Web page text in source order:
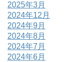
2025年3月
2024年12月
2024年9月
2024年8月
2024年7月
2024年6月